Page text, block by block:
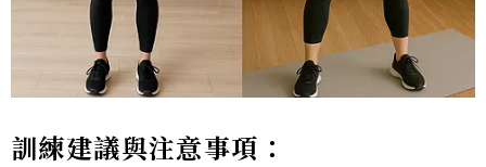
訓練建議與注意事項：